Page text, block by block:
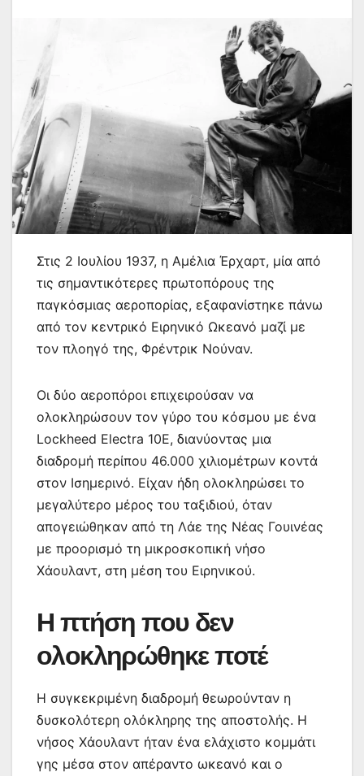
Στις 2 Ιουλίου 1937, η Αμέλια Έρχαρτ, μία από
τις σημαντικότερες πρωτοπόρους της
παγκόσμιας αεροπορίας, εξαφανίστηκε πάνω
από τον κεντρικό Ειρηνικό Ωκεανό μαζί με
τον πλοηγό της, Φρέντρικ Νούναν.
Οι δύο αεροπόροι επιχειρούσαν να
ολοκληρώσουν τον γύρο του κόσμου με ένα
Lockheed Electra 10E, διανύοντας μια
διαδρομή περίπου 46.000 χιλιομέτρων κοντά
στον Ισημερινό. Είχαν ήδη ολοκληρώσει το
μεγαλύτερο μέρος του ταξιδιού, όταν
απογειώθηκαν από τη Λάε της Νέας Γουινέας
με προορισμό τη μικροσκοπική νήσο
Χάουλαντ, στη μέση του Ειρηνικού.
Η πτήση που δεν
ολοκληρώθηκε ποτέ
Η συγκεκριμένη διαδρομή θεωρούνταν η
δυσκολότερη ολόκληρης της αποστολής. Η
νήσος Χάουλαντ ήταν ένα ελάχιστο κομμάτι
γης μέσα στον απέραντο ωκεανό και ο